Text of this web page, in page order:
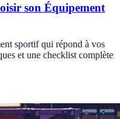
son Équipement
sportif qui répond à vos
et une checklist complète